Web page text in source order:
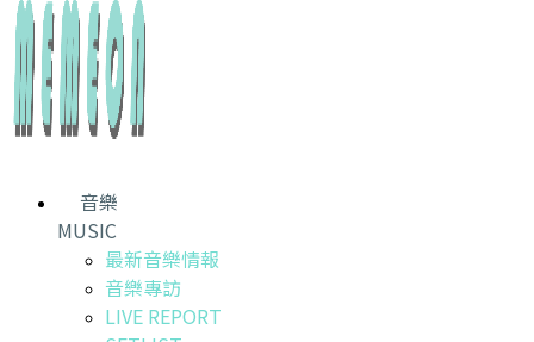
音樂
MUSIC
最新音樂情報
音樂專訪
LIVE REPORT